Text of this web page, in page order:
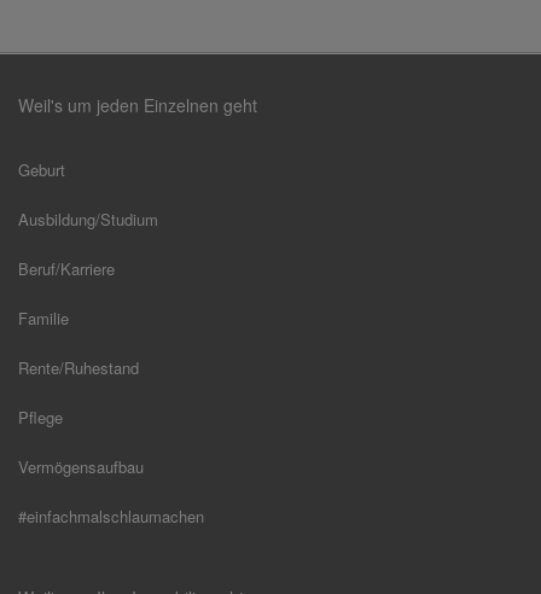
Weil's um jeden Einzelnen geht
Geburt
Ausbildung/Studium
Beruf/Karriere
Familie
Rente/Ruhestand
Pflege
Vermögensaufbau
#einfachmalschlaumachen